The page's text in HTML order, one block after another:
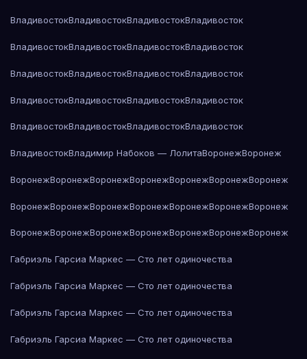
ВладивостокВладивостокВладивостокВладивосток
ВладивостокВладивостокВладивостокВладивосток
ВладивостокВладивостокВладивостокВладивосток
ВладивостокВладивостокВладивостокВладивосток
ВладивостокВладивостокВладивостокВладивосток
ВладивостокВладимир Набоков — ЛолитаВоронежВоронеж
ВоронежВоронежВоронежВоронежВоронежВоронежВоронеж
ВоронежВоронежВоронежВоронежВоронежВоронежВоронеж
ВоронежВоронежВоронежВоронежВоронежВоронежВоронеж
Габриэль Гарсиа Маркес — Сто лет одиночества
Габриэль Гарсиа Маркес — Сто лет одиночества
Габриэль Гарсиа Маркес — Сто лет одиночества
Габриэль Гарсиа Маркес — Сто лет одиночества